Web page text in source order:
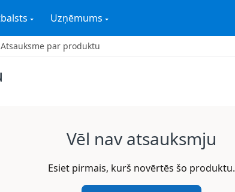
Uzņēmums
Atsauksme par produktu
Vēl nav atsauksmju
Esiet pirmais, kurš novērtēs šo produktu.